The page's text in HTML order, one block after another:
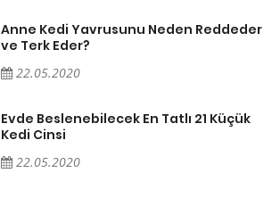
Anne Kedi Yavrusunu Neden Reddeder
ve Terk Eder?
22.05.2020
Evde Beslenebilecek En Tatlı 21 Küçük
Kedi Cinsi
22.05.2020